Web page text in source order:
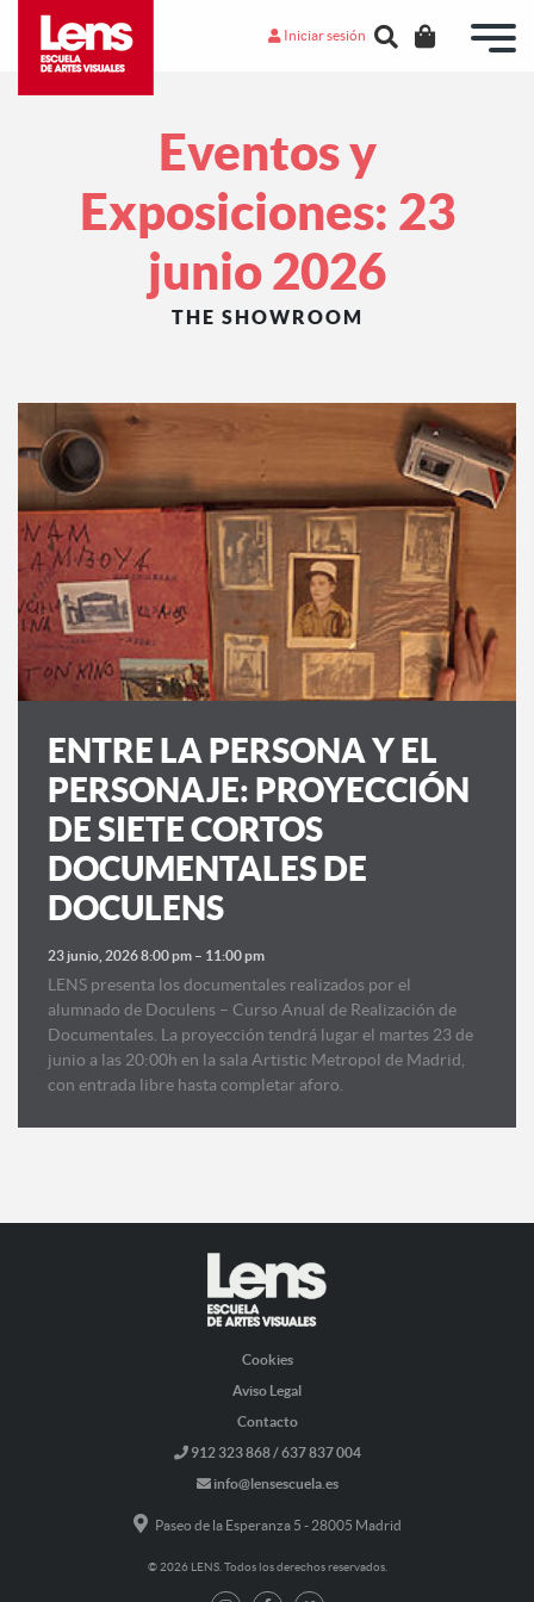
Iniciar sesión
Eventos y
Exposiciones: 23
junio 2026
THE SHOWROOM
ENTRE LA PERSONA Y EL
PERSONAJE: PROYECCIÓN
DE SIETE CORTOS
DOCUMENTALES DE
DOCULENS
23 junio, 2026 8:00 pm – 11:00 pm
LENS presenta los documentales realizados por el
alumnado de Doculens – Curso Anual de Realización de
Documentales. La proyección tendrá lugar el martes 23 de
junio a las 20:00h en la sala Artistic Metropol de Madrid,
con entrada libre hasta completar aforo.
Cookies
Aviso Legal
Contacto
912 323 868 / 637 837 004
info@lensescuela.es
Paseo de la Esperanza 5 - 28005 Madrid
© 2026 LENS. Todos los derechos reservados.